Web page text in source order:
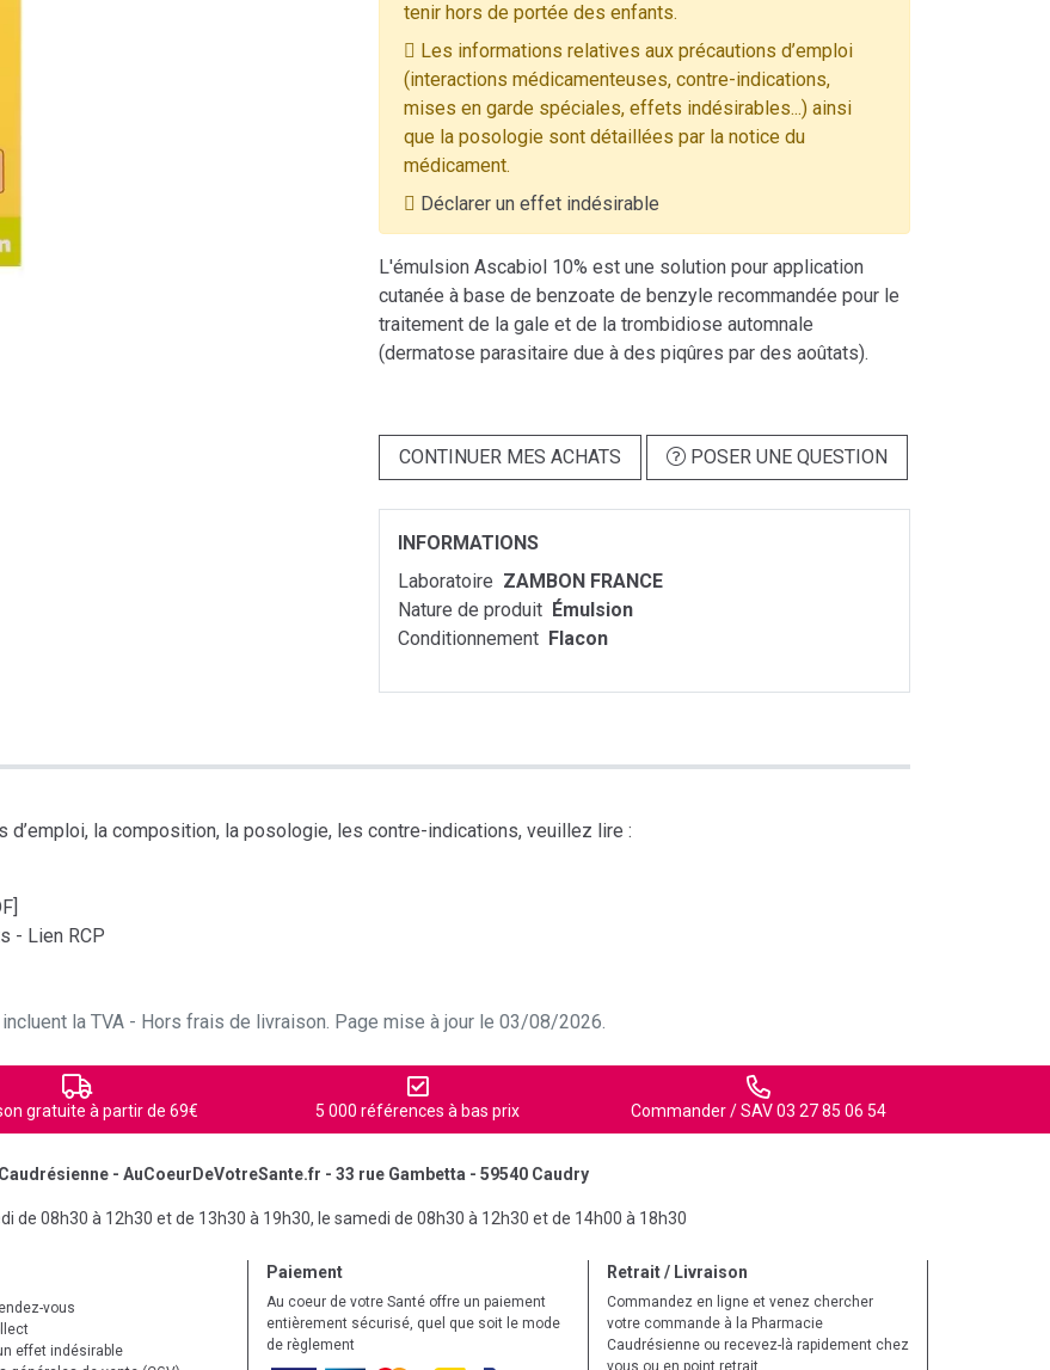
tenir hors de portée des enfants.
Les informations relatives aux précautions d’emploi
(interactions médicamenteuses, contre-indications,
mises en garde spéciales, effets indésirables...) ainsi
que la posologie sont détaillées par la notice du
médicament.
Déclarer un effet indésirable
L'émulsion Ascabiol 10% est une solution pour application
cutanée à base de benzoate de benzyle recommandée pour le
traitement de la gale et de la trombidiose automnale
(dermatose parasitaire due à des piqûres par des aoûtats).
CONTINUER MES ACHATS POSER UNE QUESTION
INFORMATIONS
Laboratoire ZAMBON FRANCE
Nature de produit Émulsion
Conditionnement Flacon
la composition, la posologie, les contre-indications, veuillez lire :
- Lien RCP
la TVA - Hors frais de livraison. Page mise à jour le 03/08/2026.
gratuite à partir de 69€ 5 000 références à bas prix Commander / SAV 03 27 85 06 54
- AuCoeurDeVotreSante.fr - 33 rue Gambetta - 59540 Caudry
de 08h30 à 12h30 et de 13h30 à 19h30, le samedi de 08h30 à 12h30 et de 14h00 à 18h30
vous
effet indésirable
Paiement
Au coeur de votre Santé offre un paiement
entièrement sécurisé, quel que soit le mode
de règlement
Retrait / Livraison
Commandez en ligne et venez chercher
votre commande à la Pharmacie
Caudrésienne ou recevez-là rapidement chez
vous ou en point retrait